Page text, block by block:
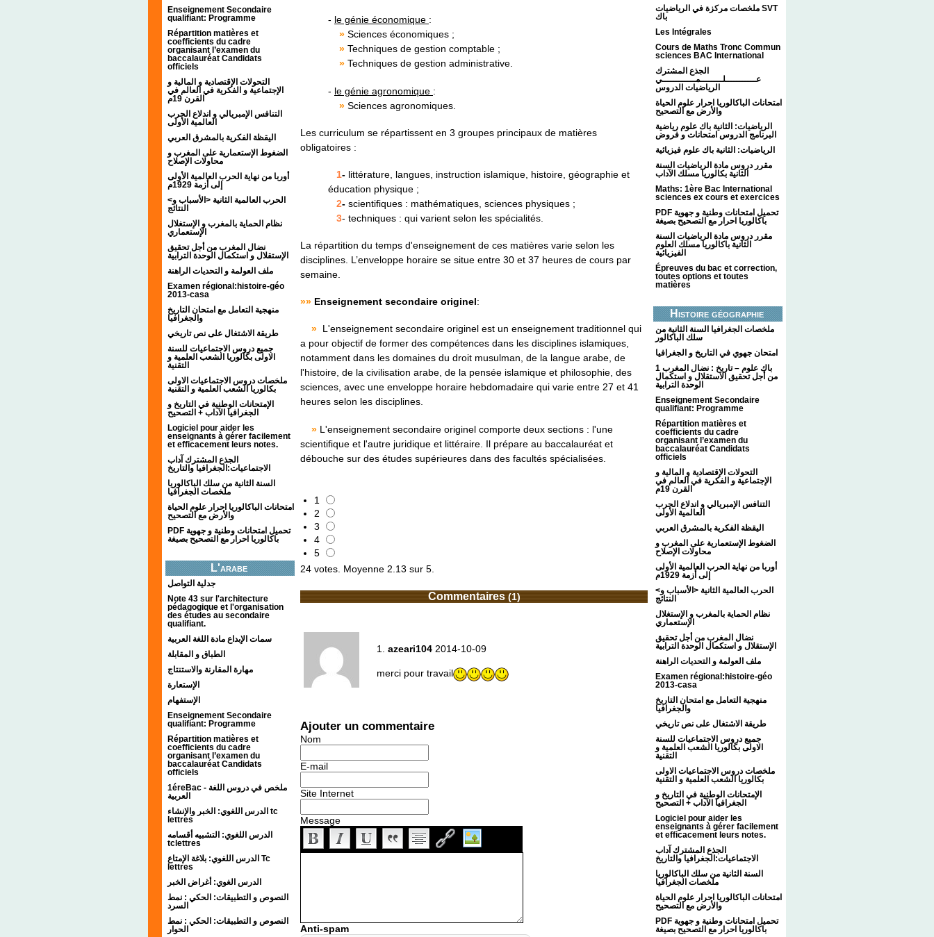
Enseignement Secondaire
qualifiant: Programme
Répartition matières et
coefficients du cadre
organisant l’examen du
baccalauréat Candidats
officiels
التحولات الإقتصادية و المالية و
الإجتماعية و الفكرية في العالم في
القرن 19م
التنافس الإمبريالي و اندلاع الحرب
العالمية الأولى
اليقظة الفكرية بالمشرق العربي
الضغوط الإستعمارية على المغرب و
محاولات الإصلاح
أوربا من نهاية الحرب العالمية الأولى
إلى أزمة 1929م
<الحرب العالمية الثانية <الأسباب و
النتائج
نظام الحماية بالمغرب و الإستغلال
الإستعماري
نضال المغرب من أجل تحقيق
الإستقلال و استكمال الوحدة الترابية
ملف العولمة و التحديات الراهنة
Examen régional:histoire-géo
2013-casa
منهجية التعامل مع امتحان التاريخ
والجغرافيا
طريقة الاشتغال على نص تاريخي
جميع دروس الاجتماعيات للسنة
الاولى بكالوريا الشعب العلمية و
التقنية
ملخصات دروس الاجتماعيات الاولى
بكالوريا الشعب العلمية و التقنية
الإمتحانات الوطنية في التاريخ و
الجغرافيا الآداب + التصحيح
Logiciel pour aider les
enseignants à gérer facilement
et efficacement leurs notes.
الجذع المشترك آداب
الاجتماعيات:الجغرافيا والتاريخ
السنة الثانية من سلك الباكالوريا
ملخصات الجغرافيا
امتحانات الباكالوريا احرار علوم الحياة
والأرض مع التصحيح
PDF تحميل امتحانات وطنية و جهوية
باكالوريا احرار مع التصحيح بصيغة
L'arabe
جدلية التواصل
Note 43 sur l'architecture
pédagogique et l'organisation
des études au secondaire
qualifiant.
سمات الإبداع مادة اللغة العربية
الطباق و المقابلة
مهارة المقارنة والاستنتاج
الإستعارة
الإستفهام
Enseignement Secondaire
qualifiant: Programme
Répartition matières et
coefficients du cadre
organisant l’examen du
baccalauréat Candidats
officiels
1éreBac - ملخص في دروس اللغة
العربية
الدرس اللغوي: الخبر والإنشاء tc
lettres
الدرس اللغوي: التشبيه أقسامه
tclettres
الدرس اللغوي: بلاغة الإمتاع Tc
lettres
الدرس الغوي: أغراض الخبر
النصوص و التطبيقات: الحكي : نمط
السرد
النصوص و التطبيقات: الحكي : نمط
الحوار
ملخصات مركزة في الرياضيات SVT
باك
Les Intégrales
Cours de Maths Tronc Commun
sciences BAC International
الجذع المشترك
عـــــــــــلــــــــمــــــــــــي
الرياضيات الدروس
امتحانات الباكالوريا احرار علوم الحياة
والأرض مع التصحيح
الرياضيات: الثانية باك علوم رياضية
البرنامج الدروس امتحانات و فروض
الرياضيات: الثانية باك علوم فيزيائية
مقرر دروس مادة الرياضيات السنة
الثانية بكالوريا مسلك الآداب
Maths: 1ère Bac International
sciences ex cours et exercices
PDF تحميل امتحانات وطنية و جهوية
باكالوريا احرار مع التصحيح بصيغة
مقرر دروس مادة الرياضيات السنة
الثانية باكالوريا مسلك العلوم
الفيزيائية
Épreuves du bac et correction,
toutes options et toutes
matières
Histoire géographie
ملخصات الجغرافيا السنة الثانية من
سلك الباكالور
امتحان جهوي في التاريخ و الجغرافيا
1 باك علوم – تاريخ : نضال المغرب
من أجل تحقيق الاستقلال و استكمال
الوحدة الترابية
Enseignement Secondaire
qualifiant: Programme
Répartition matières et
coefficients du cadre
organisant l’examen du
baccalauréat Candidats
officiels
التحولات الإقتصادية و المالية و
الإجتماعية و الفكرية في العالم في
القرن 19م
التنافس الإمبريالي و اندلاع الحرب
العالمية الأولى
اليقظة الفكرية بالمشرق العربي
الضغوط الإستعمارية على المغرب و
محاولات الإصلاح
أوربا من نهاية الحرب العالمية الأولى
إلى أزمة 1929م
<الحرب العالمية الثانية <الأسباب و
النتائج
نظام الحماية بالمغرب و الإستغلال
الإستعماري
نضال المغرب من أجل تحقيق
الإستقلال و استكمال الوحدة الترابية
ملف العولمة و التحديات الراهنة
Examen régional:histoire-géo
2013-casa
منهجية التعامل مع امتحان التاريخ
والجغرافيا
طريقة الاشتغال على نص تاريخي
جميع دروس الاجتماعيات للسنة
الاولى بكالوريا الشعب العلمية و
التقنية
ملخصات دروس الاجتماعيات الاولى
بكالوريا الشعب العلمية و التقنية
الإمتحانات الوطنية في التاريخ و
الجغرافيا الآداب + التصحيح
Logiciel pour aider les
enseignants à gérer facilement
et efficacement leurs notes.
الجذع المشترك آداب
الاجتماعيات:الجغرافيا والتاريخ
السنة الثانية من سلك الباكالوريا
ملخصات الجغرافيا
امتحانات الباكالوريا احرار علوم الحياة
والأرض مع التصحيح
PDF تحميل امتحانات وطنية و جهوية
باكالوريا احرار مع التصحيح بصيغة
- le génie économique :
» Sciences économiques ;
» Techniques de gestion comptable ;
» Techniques de gestion administrative.
- le génie agronomique :
» Sciences agronomiques.
Les curriculum se répartissent en 3 groupes principaux de matières
obligatoires :
1- littérature, langues, instruction islamique, histoire, géographie et
éducation physique ;
2- scientifiques : mathématiques, sciences physiques ;
3- techniques : qui varient selon les spécialités.
La répartition du temps d'enseignement de ces matières varie selon les
disciplines. L’enveloppe horaire se situe entre 30 et 37 heures de cours par
semaine.
»» Enseignement secondaire originel:
» L'enseignement secondaire originel est un enseignement traditionnel qui
a pour objectif de former des compétences dans les disciplines islamiques,
notamment dans les domaines du droit musulman, de la langue arabe, de
l'histoire, de la civilisation arabe, de la pensée islamique et philosophie, des
sciences, avec une enveloppe horaire hebdomadaire qui varie entre 27 et 41
heures selon les disciplines.
» L'enseignement secondaire originel comporte deux sections : l'une
scientifique et l'autre juridique et littéraire. Il prépare au baccalauréat et
débouche sur des études supérieures dans des facultés spécialisées.
1
2
3
4
5
24 votes. Moyenne 2.13 sur 5.
Commentaires (1)
1. azeari104 2014-10-09
merci pour travail
Ajouter un commentaire
Nom
E-mail
Site Internet
Message
Anti-spam